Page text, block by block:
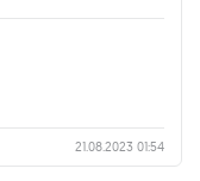
21.08.2023 01:54